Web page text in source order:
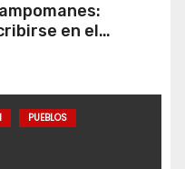
en el
PUEBLOS